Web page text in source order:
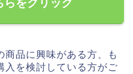
らをクリック
商品に興味がある方、も
入を検討している方がご